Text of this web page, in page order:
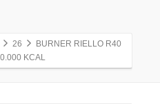
26
BURNER RIELLO R40
KCAL